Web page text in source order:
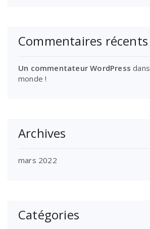
Commentaires récents
Un commentateur WordPress dans
monde !
Archives
mars 2022
Catégories